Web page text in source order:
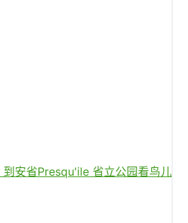
安省Presqu'ile 省立公园看鸟儿